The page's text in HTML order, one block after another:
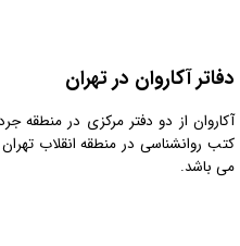
دفاتر آکاروان در تهران
آکاروان از دو دفتر مرکزی در منطقه
کتب روانشناسی در منطقه انقلاب
می باشد.